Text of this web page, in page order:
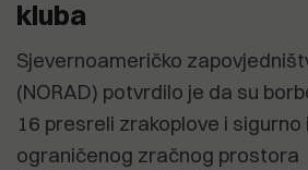
kluba
Sjevernoameričko
(NORAD) potvrdilo je da su
16 presreli zrakoplove i sigurno
ograničenog zračnog prostora